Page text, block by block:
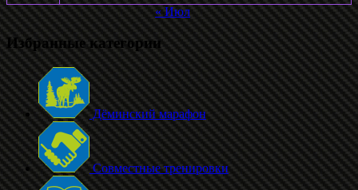
« Июл
Избранные категории
Дёминский марафон
Совместные тренировки